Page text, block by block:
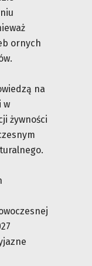
ornych
na
w
żywności